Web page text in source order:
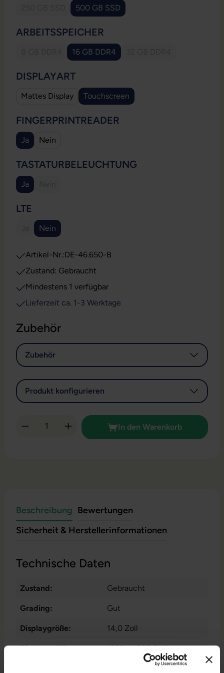
(Diese Option ist zurzeit nicht verfügbar.)
500 GB SSD
ARBEITSSPEICHER
(Diese Option ist zurzeit nicht verfügbar.)
16 GB DDR4
DISPLAYARTAUSWÄHLEN
Mattes Display Touchscreen
FINGERPRINTREADER
Ja Nein
TASTATURBELEUCHTUNG
Ja
LTE
(Diese Option ist zurzeit nicht verfügbar.)
Nein
Artikel-Nr.:DE-46.650-B
Zustand: Gebraucht
Mindestens 1 verfügbar
Lieferzeit ca. 1-3 Werktage
Zubehör
Zubehör
Produkt konfigurieren
Produkt Anzahl: Gib den gewünschten
In den Warenkorb
Beschreibung Bewertungen
Sicherheit & Herstellerinformationen
Technische Daten
Zustand: Gebraucht
Grading: Gut
Displaygröße: 14,0 Zoll
Displayauflösung: 1920 x 1080 FHD